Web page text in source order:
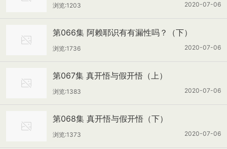
2020-07-06
浏览:1203
第066集 阿赖耶识有有漏性吗？（下）
2020-07-06
浏览:1736
第067集 真开悟与假开悟（上）
2020-07-06
浏览:1383
第068集 真开悟与假开悟（下）
2020-07-06
浏览:1373